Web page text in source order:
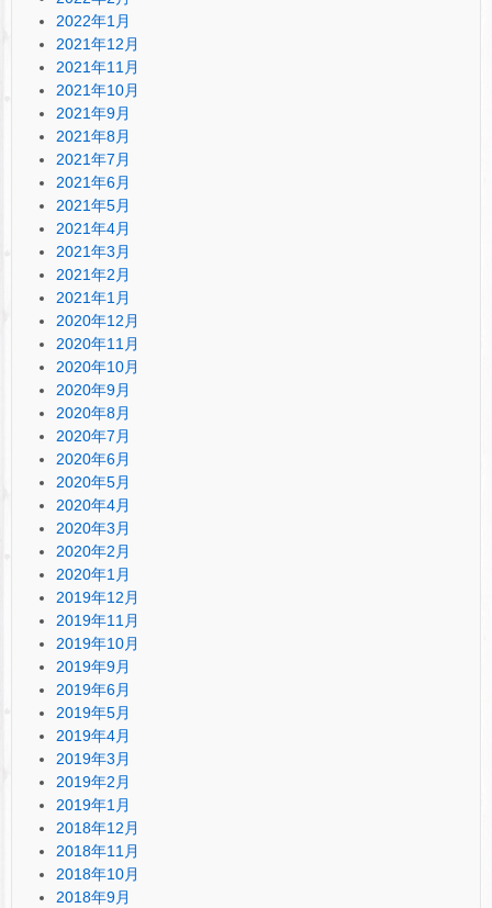
2022年1月
2021年12月
2021年11月
2021年10月
2021年9月
2021年8月
2021年7月
2021年6月
2021年5月
2021年4月
2021年3月
2021年2月
2021年1月
2020年12月
2020年11月
2020年10月
2020年9月
2020年8月
2020年7月
2020年6月
2020年5月
2020年4月
2020年3月
2020年2月
2020年1月
2019年12月
2019年11月
2019年10月
2019年9月
2019年6月
2019年5月
2019年4月
2019年3月
2019年2月
2019年1月
2018年12月
2018年11月
2018年10月
2018年9月